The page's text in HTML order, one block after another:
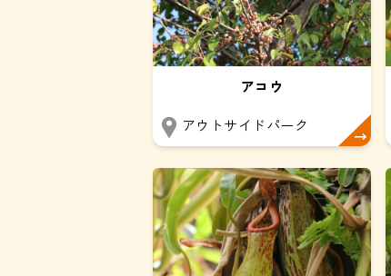
アコウ
アウトサイドパーク